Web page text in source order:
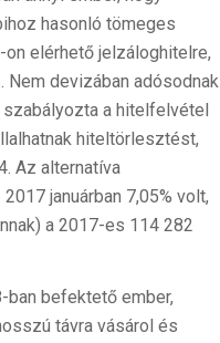
hasonló tömeges
elérhető jelzáloghitelre,
Nem devizában adósodnak
a hitelfelvétel
hiteltörlesztést,
Az alternatíva
januárban 7,05% volt,
a 2017-es 114 282
ban befektető ember,
távra vásárol és